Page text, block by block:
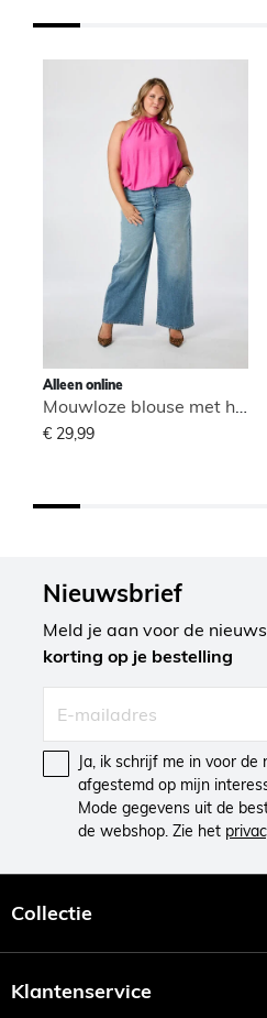
Alleen online
€ 29,99
Nieuwsbrief
Meld je aan voor de
korting op je bestelling
Ja, ik schrijf me in voor
afgestemd op mijn
Mode gegevens uit de
de webshop. Zie het
Collectie
Klantenservice